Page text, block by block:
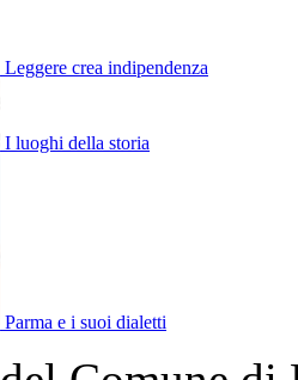
Leggere crea indipendenza
I luoghi della storia
Parma e i suoi dialetti